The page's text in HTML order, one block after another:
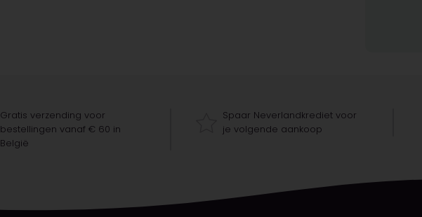
Gratis verzending voor
bestellingen vanaf € 60 in
België
Spaar Neverlandkrediet voor
je volgende aankoop